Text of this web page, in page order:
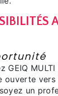
MULTI
ouverte vers
un